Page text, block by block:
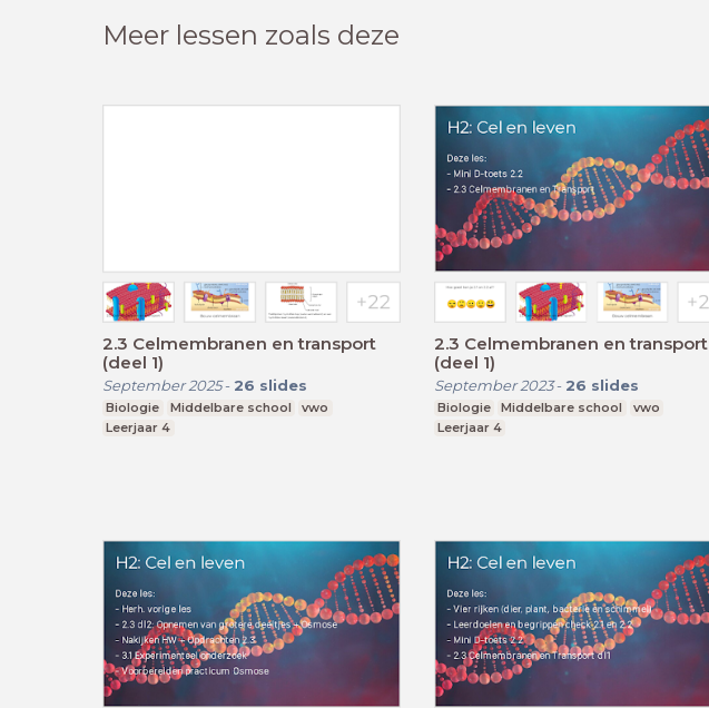
Meer lessen zoals deze
2.3 Celmembranen en transport
(deel 1)
September 2025- 26 slides
Biologie Middelbare school
vwo
Leerjaar 4
2.3 Celmembranen en transport
(deel 1)
September 2023- 26 slides
Biologie Middelbare school
vwo
Leerjaar 4